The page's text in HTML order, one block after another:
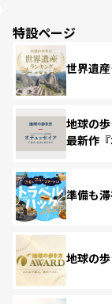
特設ページ
世界遺
地球の
最新作『
準備も
地球の